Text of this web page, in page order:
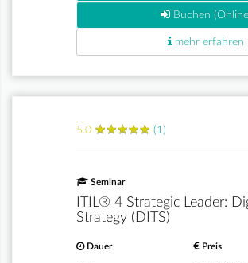
Buchen
mehr erfahren
5.0 ★★★★★
★★★★★ (1)
Seminar
ITIL® 4 Strategic Leader:
Strategy (DITS)
Dauer Preis